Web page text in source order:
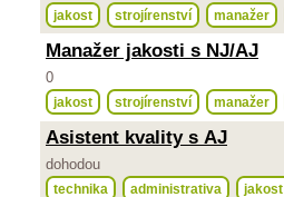
jakost strojírenství manažer
Manažer jakosti s NJ/AJ
0
jakost strojírenství manažer
Asistent kvality s AJ
dohodou
technika administrativa jakost